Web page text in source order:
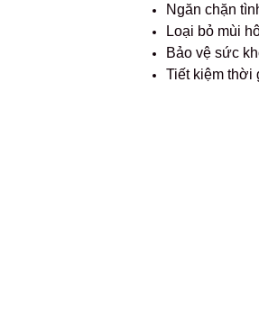
Ngăn chặn
Loại bỏ mùi
Bảo vệ sức
Tiết kiệm thời